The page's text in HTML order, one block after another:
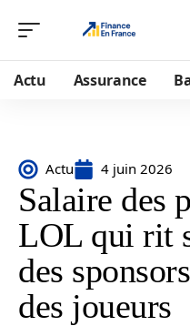
Actu Assurance
Actu 4 juin 2026
Salaire des
LOL qui rit
des
des joueurs